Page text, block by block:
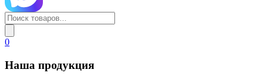
0
Наша продукция